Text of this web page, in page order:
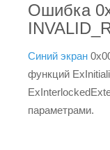
Ошибка
Синий экран
функций
параметрами.